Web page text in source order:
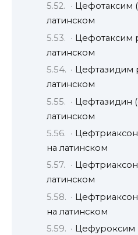
· Цефотаксим
латинском
· Цефотаксим
латинском
· Цефтазидим
латинском
· Цефтазидин
латинском
·
на латинском
·
латинском
·
на латинском
· Цефуроксим